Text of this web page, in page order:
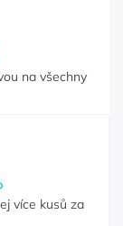
na všechny
více kusů za